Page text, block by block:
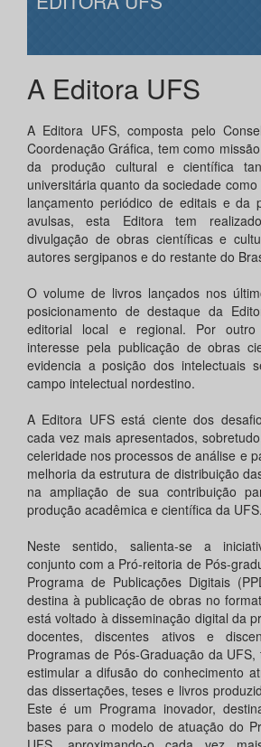
A Editora UFS
A Editora UFS, composta pelo
Coordenação Gráfica, tem como
da produção cultural e científica
universitária quanto da sociedade
lançamento periódico de editais e da
avulsas, esta Editora tem
divulgação de obras científicas e
autores sergipanos e do restante do
O volume de livros lançados nos
posicionamento de destaque da
editorial local e regional. Por
interesse pela publicação de obras
evidencia a posição dos intelectuais
campo intelectual nordestino.
A Editora UFS está ciente dos
cada vez mais apresentados,
celeridade nos processos de análise e
melhoria da estrutura de distribuição
na ampliação de sua contribuição
produção acadêmica e científica da UFS.
Neste sentido, salienta-se a
conjunto com a Pró-reitoria de Pós-
Programa de Publicações Digitais
destina à publicação de obras no
está voltado à disseminação digital da
docentes, discentes ativos e
Programas de Pós-Graduação da
estimular a difusão do conhecimento
das dissertações, teses e livros
Este é um Programa inovador,
bases para o modelo de atuação do